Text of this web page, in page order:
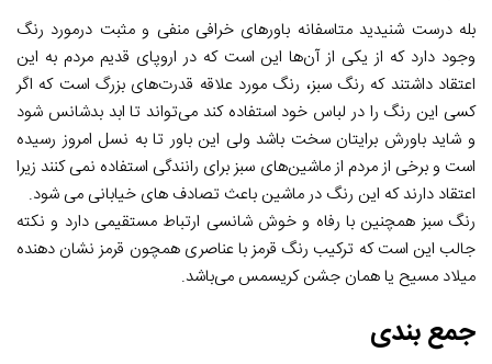
بله درست شنیدید متاسفانه باور‌های خرافی منفی و مثبت درمورد رنگ
وجود دارد که از یکی از آن‌ها این است که در اروپای قدیم مردم به این
اعتقاد داشتند که رنگ سبز، رنگ مورد علاقه قدرت‌های بزرگ است که اگر
کسی این رنگ را در لباس خود استفاده کند می‌تواند تا ابد بدشانس شود
و شاید باورش برایتان سخت باشد ولی این باور تا به نسل امروز رسیده
است و برخی از مردم از ماشین‌های سبز برای رانندگی استفاده نمی کنند زیرا
اعتقاد دارند که این رنگ در ماشین باعث تصادف های خیابانی می شود.
رنگ سبز همچنین با رفاه و خوش شانسی ارتباط مستقیمی دارد و نکته
جالب این است که ترکیب رنگ قرمز با عناصری همچون قرمز نشان دهنده
میلاد مسیح یا همان جشن کریسمس می‌باشد.
جمع بندی